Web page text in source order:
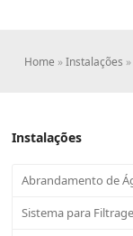
Home »Instalações »
Instalações
Abrandamento de
Sistema para